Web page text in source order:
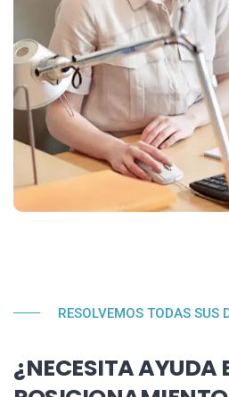
RESOLVEMOS TODAS SUS
¿NECESITA AYUDA